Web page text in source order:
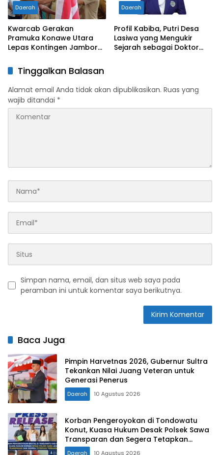
Daerah
Kwarcab Gerakan
Pramuka Konawe Utara
Lepas Kontingen Jambore
Ikbar: Tunjukkan Karakter
Generasi Muda Konut yang
Disiplin dan Berprestasi
Daerah
Profil Kabiba, Putri Desa
Lasiwa yang Mengukir
Sejarah sebagai Doktor
Tinggalkan Balasan
Alamat email Anda tidak akan dipublikasikan. Ruas yang
wajib ditandai *
Simpan nama, email, dan situs web saya pada
peramban ini untuk komentar saya berikutnya.
Baca Juga
Pimpin Harvetnas 2026, Gubernur Sultra
Tekankan Nilai Juang Veteran untuk
Generasi Penerus
Daerah 10 Agustus 2026
Korban Pengeroyokan di Tondowatu
Konut, Kuasa Hukum Desak Polsek Sawa
Transparan dan Segera Tetapkan
Tersangka
Daerah 10 Agustus 2026